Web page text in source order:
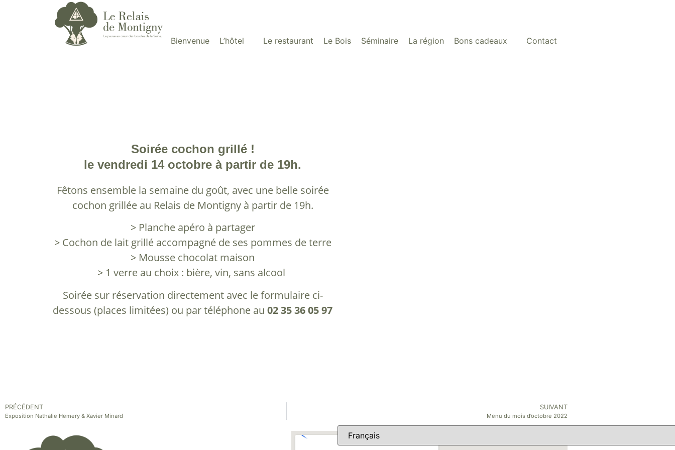
Bienvenue L’hôtel Le restaurant Le Bois Séminaire La région Bons cadeaux Contact
Soirée cochon grillé !
le vendredi 14 octobre à partir de 19h.
Fêtons ensemble la semaine du goût, avec une belle soirée
cochon grillée au Relais de Montigny à partir de 19h.
> Planche apéro à partager
> Cochon de lait grillé accompagné de ses pommes de terre
> Mousse chocolat maison
> 1 verre au choix : bière, vin, sans alcool
Soirée sur réservation directement avec le formulaire ci-
dessous (places limitées) ou par téléphone au02 35 36 05 97
PRÉCÉDENT
Exposition Nathalie Hemery & Xavier Minard
SUIVANT
Menu du mois d’octobre 2022